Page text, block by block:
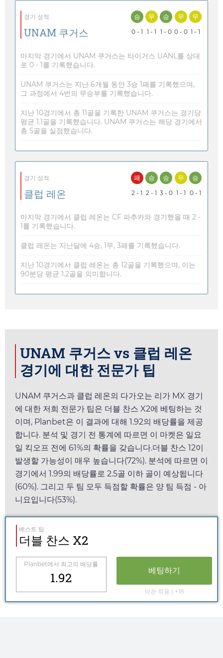
경기 성적
UNAM 쿠거스
승
0 - 1
무
1 - 1
승
1 - 0
무
0 - 0
무
1 - 1
마지막 경기에서 UNAM 쿠거스는 타이거스 UANL를 상대
로 0 - 1를 기록했습니다.
UNAM 쿠거스는 지난 6개월 동안 3승 1패를 기록했으며,
그 과정에서 4번의 무승부를 기록했습니다.
지난 10경기에서 총 11골을 기록한 UNAM 쿠거스는 경기당
평균 1.1골을 기록했습니다. UNAM 쿠거스는 해당 경기에서
총 5골을 실점했습니다.
경기 성적
클럽 레온
패
2 - 1
승
2 - 1
승
3 - 0
무
1 - 1
승
0 - 1
마지막 경기에서 클럽 레온는 CF 파추카와 경기했을 때 2 -
1를 기록했습니다.
클럽 레온는 지난달에 4승, 1무, 3패를 기록했습니다.
지난 10경기에서 클럽 레온는 총 12골을 기록했으며, 이는
90분당 평균 1.2골을 의미합니다.
UNAM 쿠거스 vs 클럽 레온
경기에 대한 전문가 팁
UNAM 쿠거스과 클럽 레온의 다가오는 리가 MX 경기
에 대한 저희 전문가 팁은 더블 찬스 X2에 베팅하는 것
이며, Planbet은 이 결과에 대해 1.92의 배당률을 제공
합니다. 분석 및 경기 전 통계에 따르면 이 마켓은 일요
일 킥오프 전에 61%의 확률을 갖습니다.더블 찬스 12이
발생할 가능성이 매우 높습니다(72%). 분석에 따르면 이
경기에서 1.99의 배당률로 2.5골 이하 골이 예상됩니다
(60%). 그리고 두 팀 모두 득점할 확률은 양 팀 득점 - 아
니요입니다(53%).
베스트 팁
더블 찬스 X2
Planbet에서 최고의 배당률
1.92 베팅하기
약관 적용 | +18